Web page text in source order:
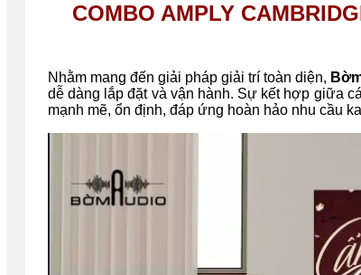
COMBO AMPLY
Nhằm mang đến giải pháp giải trí toàn diện,
dễ dàng lắp đặt và vận hành. Sự kết hợp giữa
mạnh mẽ, ổn định, đáp ứng hoàn hảo nhu cầu